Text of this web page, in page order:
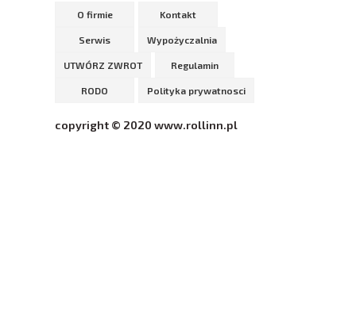
O firmie Kontakt
Serwis Wypożyczalnia
UTWÓRZ ZWROT Regulamin
RODO Polityka prywatnosci
copyright © 2020 www.rollinn.pl